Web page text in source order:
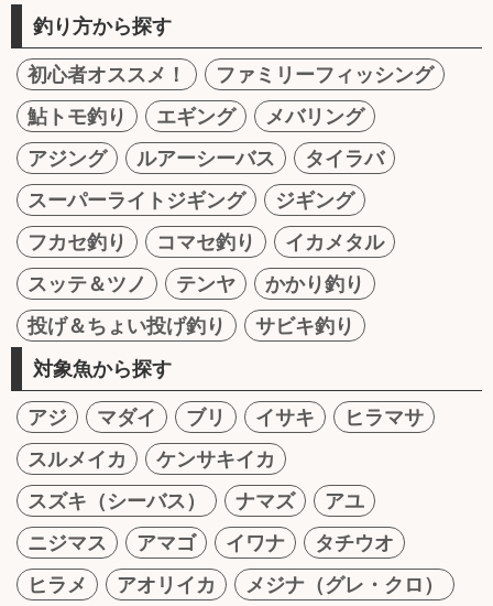
釣り方から探す
初心者オススメ！
ファミリーフィッシング
鮎トモ釣り
エギング
メバリング
アジング
ルアーシーバス
タイラバ
スーパーライトジギング
ジギング
フカセ釣り
コマセ釣り
イカメタル
スッテ＆ツノ
テンヤ
かかり釣り
投げ＆ちょい投げ釣り
サビキ釣り
対象魚から探す
アジ マダイ ブリ イサキ
ヒラマサ
スルメイカ
ケンサキイカ
スズキ（シーバス）
ナマズ
アユ
ニジマス
アマゴ イワナ
タチウオ
ヒラメ
アオリイカ
メジナ（グレ・クロ）